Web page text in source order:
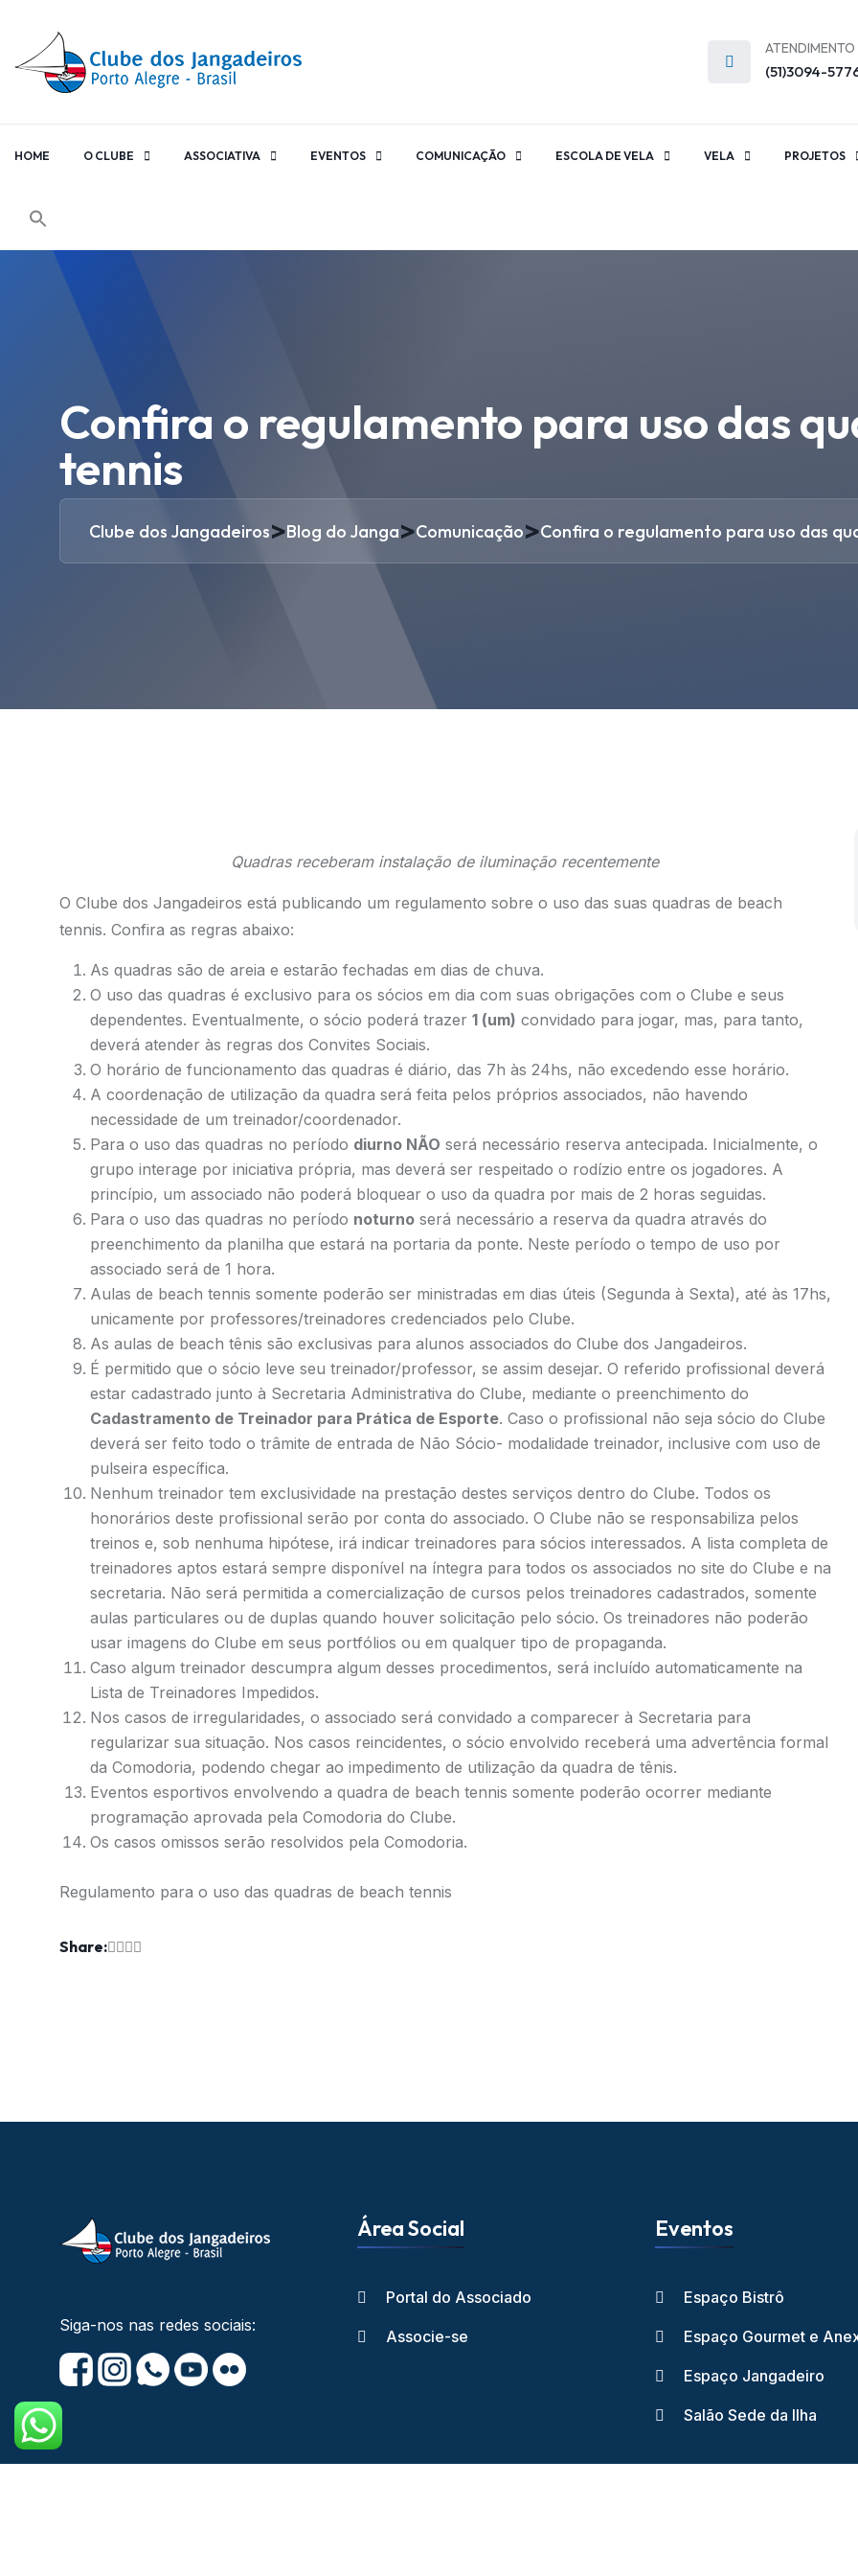
ATENDIMENTO
(51)3094-
HOME O CLUBE ASSOCIATIVA EVENTOS COMUNICAÇÃO ESCOLA DE VELA VELA PROJETOS
Confira o regulamento para uso das
tennis
Clube dos Jangadeiros>Blog do Janga>Comunicação>Confira o regulamento para uso das
Quadras receberam instalação de iluminação recentemente
O Clube dos Jangadeiros está publicando um regulamento sobre o uso das suas quadras de beach
tennis. Confira as regras abaixo:
As quadras são de areia e estarão fechadas em dias de chuva.
O uso das quadras é exclusivo para os sócios em dia com suas obrigações com o Clube e seus
dependentes. Eventualmente, o sócio poderá trazer 1 (um) convidado para jogar, mas, para tanto,
deverá atender às regras dos Convites Sociais.
O horário de funcionamento das quadras é diário, das 7h às 24hs, não excedendo esse horário.
A coordenação de utilização da quadra será feita pelos próprios associados, não havendo
necessidade de um treinador/coordenador.
Para o uso das quadras no período diurno NÃO será necessário reserva antecipada. Inicialmente, o
grupo interage por iniciativa própria, mas deverá ser respeitado o rodízio entre os jogadores. A
princípio, um associado não poderá bloquear o uso da quadra por mais de 2 horas seguidas.
Para o uso das quadras no período noturnoserá necessário a reserva da quadra através do
preenchimento da planilha que estará na portaria da ponte. Neste período o tempo de uso por
associado será de 1 hora.
Aulas de beach tennis somente poderão ser ministradas em dias úteis (Segunda à Sexta), até às 17hs,
unicamente por professores/treinadores credenciados pelo Clube.
As aulas de beach tênis são exclusivas para alunos associados do Clube dos Jangadeiros.
É permitido que o sócio leve seu treinador/professor, se assim desejar. O referido profissional deverá
estar cadastrado junto à Secretaria Administrativa do Clube, mediante o preenchimento do
Cadastramento de Treinador para Prática de Esporte. Caso o profissional não seja sócio do Clube
deverá ser feito todo o trâmite de entrada de Não Sócio- modalidade treinador, inclusive com uso de
pulseira específica.
Nenhum treinador tem exclusividade na prestação destes serviços dentro do Clube. Todos os
honorários deste profissional serão por conta do associado. O Clube não se responsabiliza pelos
treinos e, sob nenhuma hipótese, irá indicar treinadores para sócios interessados. A lista completa de
treinadores aptos estará sempre disponível na íntegra para todos os associados no site do Clube e na
secretaria. Não será permitida a comercialização de cursos pelos treinadores cadastrados, somente
aulas particulares ou de duplas quando houver solicitação pelo sócio. Os treinadores não poderão
usar imagens do Clube em seus portfólios ou em qualquer tipo de propaganda.
Caso algum treinador descumpra algum desses procedimentos, será incluído automaticamente na
Lista de Treinadores Impedidos.
Nos casos de irregularidades, o associado será convidado a comparecer à Secretaria para
regularizar sua situação. Nos casos reincidentes, o sócio envolvido receberá uma advertência formal
da Comodoria, podendo chegar ao impedimento de utilização da quadra de tênis.
Eventos esportivos envolvendo a quadra de beach tennis somente poderão ocorrer mediante
programação aprovada pela Comodoria do Clube.
Os casos omissos serão resolvidos pela Comodoria.
Regulamento para o uso das quadras de beach tennis
Share:
Siga-nos nas redes sociais:
Área Social
Portal do Associado
Associe-se
Eventos
Espaço Bistrô
Espaço Gourmet e
Espaço Jangadeiro
Salão Sede da Ilha